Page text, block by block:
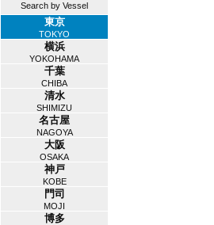
Search by Vessel
東京
TOKYO
横浜
YOKOHAMA
千葉
CHIBA
清水
SHIMIZU
名古屋
NAGOYA
大阪
OSAKA
神戸
KOBE
門司
MOJI
博多